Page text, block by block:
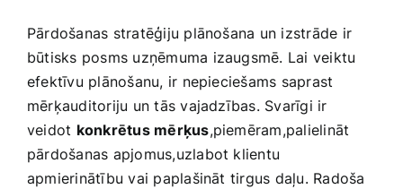
TV un Sadzīves tehnika
Zoo preces
Pārdošanas stratēģiju plānošana un izstrāde ir
būtisks posms uzņēmuma izaugsmē. Lai ‌veiktu
efektīvu plānošanu, ir nepieciešams saprast
mērķauditoriju un tās vajadzības.‍ Svarīgi ir
veidot konkrētus mērķus,piemēram,palielināt
pārdošanas apjomus,uzlabot‌ klientu
apmierinātību ​vai‍ paplašināt tirgus daļu. Radoša